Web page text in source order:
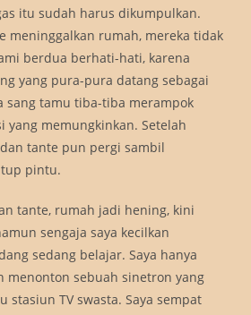
itu sudah harus dikumpulkan.
meninggalkan rumah, mereka tidak
berdua berhati-hati, karena
yang pura-pura datang sebagai
sang tamu tiba-tiba merampok
yang memungkinkan. Setelah
tante pun pergi sambil
pintu.
tante, rumah jadi hening, kini
sengaja saya kecilkan
sedang belajar. Saya hanya
menonton sebuah sinetron yang
stasiun TV swasta. Saya sempat